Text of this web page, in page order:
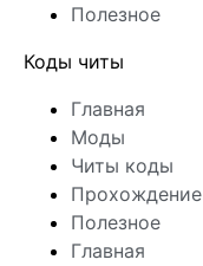
Полезное
Коды читы
Главная
Моды
Читы коды
Прохождение
Полезное
Главная